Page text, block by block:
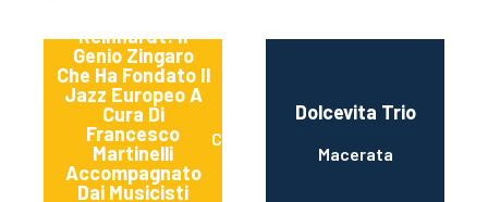
Reinhardt: Il
Genio Zingaro
Che Ha Fondato Il
Jazz Europeo A
Cura Di
Francesco
Martinelli
Accompagnato
Dai Musicisti
Cerrerto Guidi
Dolcevita Trio
Macerata